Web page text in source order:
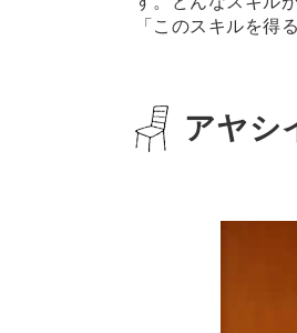
「このスキルを得
アヤシ